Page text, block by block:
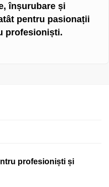
înșurubare și
pentru pasionații
profesioniști.
profesioniști și